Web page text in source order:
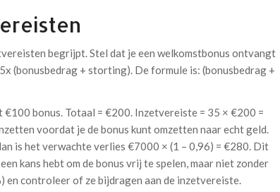
begrijpt. Stel dat je een welkomstbonus ontvangt
(bonusbedrag + storting). De formule is: (bonusbedrag +
bonus. Totaal = €200. Inzetvereiste = 35 × €200 =
voordat je de bonus kunt omzetten naar echt geld.
is het verwachte verlies €7000 × (1 – 0,96) = €280. Dit
kans hebt om de bonus vrij te spelen, maar niet zonder
en controleer of ze bijdragen aan de inzetvereiste.